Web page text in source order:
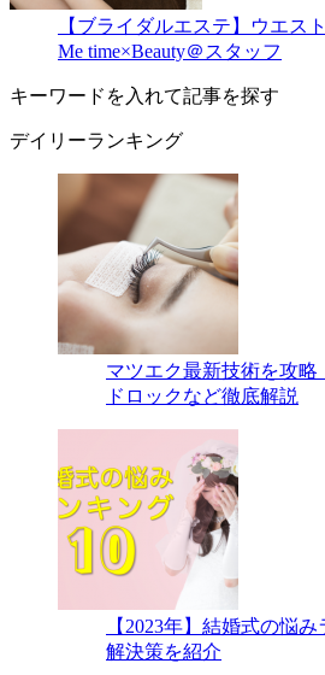
【ブライダルエステ】ウエス
Me time×Beauty＠スタッフ
キーワードを入れて記事を探す
デイリーランキング
マツエク最新技術を攻
ドロックなど徹底解説
【2023年】結婚式の悩
解決策を紹介